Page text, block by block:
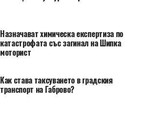
Назначават химическа експертиза по
катастрофата със загинал на Шипка
моторист
Как става таксуването в градския
транспорт на Габрово?